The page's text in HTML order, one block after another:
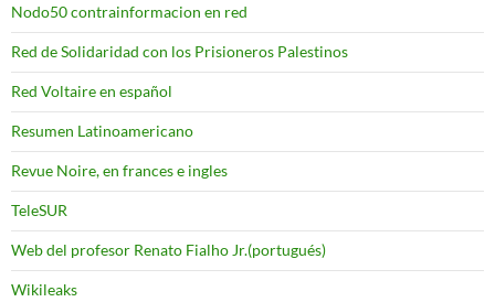
Nodo50 contrainformacion en red
Red de Solidaridad con los Prisioneros Palestinos
Red Voltaire en español
Resumen Latinoamericano
Revue Noire, en frances e ingles
TeleSUR
Web del profesor Renato Fialho Jr.(portugués)
Wikileaks